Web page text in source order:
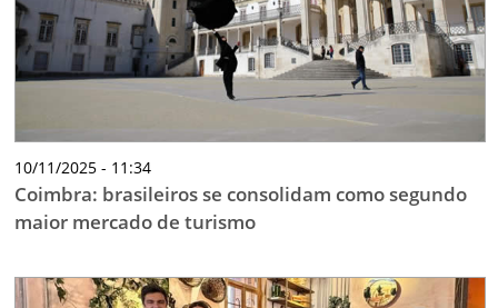
10/11/2025 - 11:34
Coimbra: brasileiros se consolidam como segundo
maior mercado de turismo